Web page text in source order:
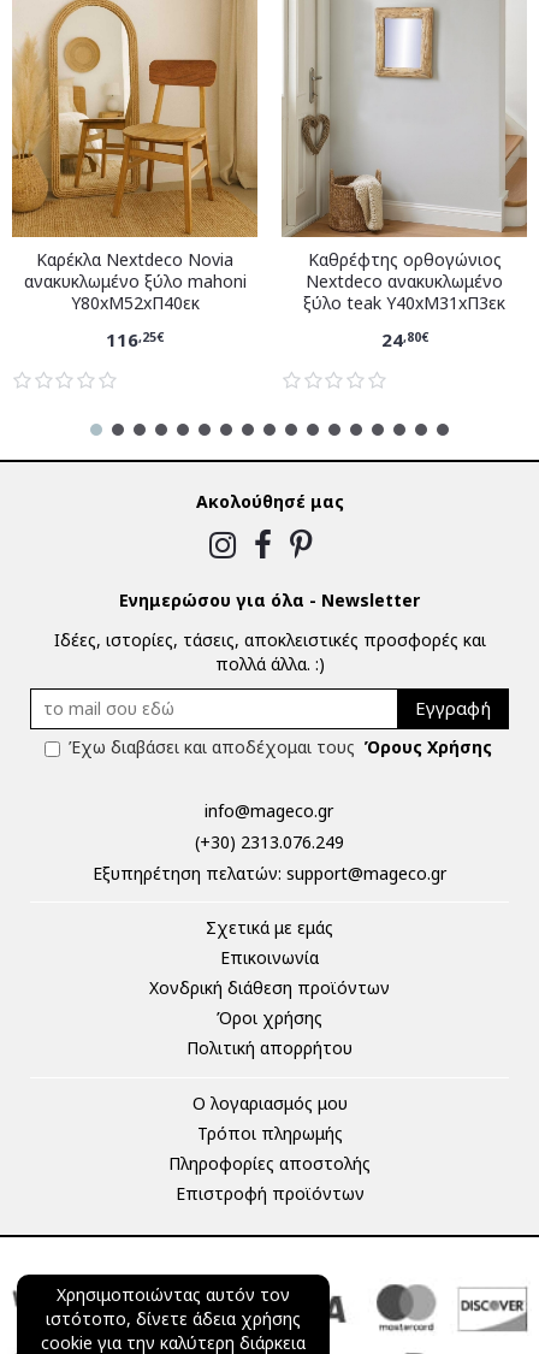
Καρέκλα Nextdeco Novia
ανακυκλωμένο ξύλο mahoni
Υ80xM52xΠ40εκ
116,25€
Καθρέφτης ορθογώνιος
Nextdeco ανακυκλωμένο
ξύλο teak Υ40xM31xΠ3εκ
24,80€
Χρησιμοποιώντας αυτόν τον
ιστότοπο, δίνετε άδεια χρήσης
cookie για την καλύτερη διάρκεια
Ακολούθησέ μας
Ενημερώσου για όλα - Newsletter
Ιδέες, ιστορίες, τάσεις, αποκλειστικές προσφορές και
πολλά άλλα. :)
Εγγραφή
Έχω διαβάσει και αποδέχομαι τους Όρους Χρήσης
info@mageco.gr
(+30) 2313.076.249
Eξυπηρέτηση πελατών: support@mageco.gr
Σχετικά με εμάς
Επικοινωνία
Χονδρική διάθεση προϊόντων
Όροι χρήσης
Πολιτική απορρήτου
Ο λογαριασμός μου
Τρόποι πληρωμής
Πληροφορίες αποστολής
Επιστροφή προϊόντων